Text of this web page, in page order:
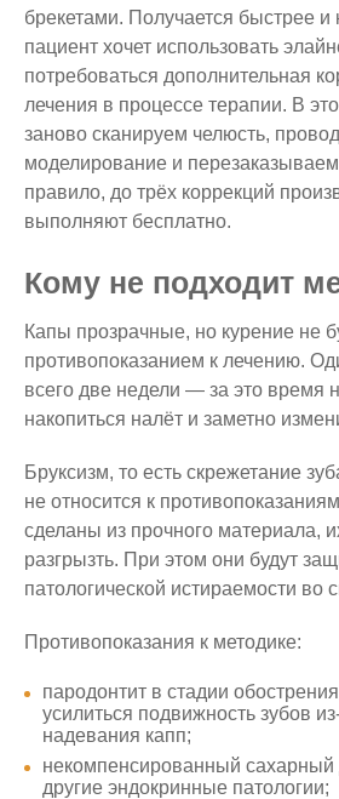
брекетами. Получается быстрее
пациент хочет использовать
потребоваться дополнительная
лечения в процессе терапии. В
заново сканируем челюсть,
моделирование и
правило, до трёх коррекций
выполняют бесплатно.
Кому не подходит
Капы прозрачные, но курение не
противопоказанием к лечению.
всего две недели — за это время
накопиться налёт и заметно
Бруксизм, то есть скрежетание
не относится к
сделаны из прочного материала,
разгрызть. При этом они будут
патологической истираемости во
Противопоказания к методике:
пародонтит в стадии
усилиться подвижность зубов
надевания капп;
некомпенсированный сахарный
другие эндокринные патологии;